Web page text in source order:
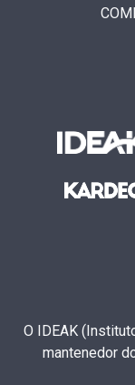
O IDEAK
mantenedor